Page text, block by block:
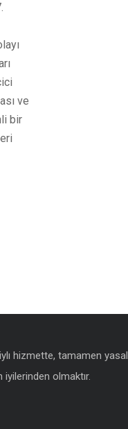
ve
bir
hizmette, tamamen
olmaktır.